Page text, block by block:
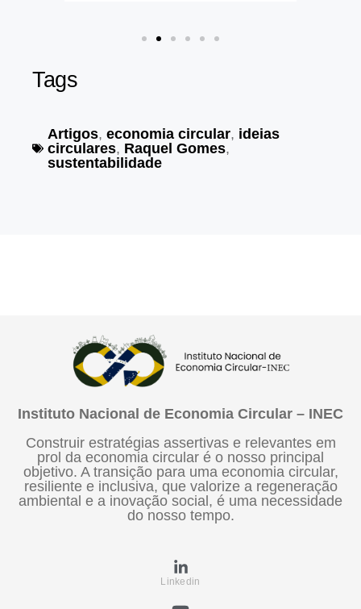
Tags
Artigos, economia circular, ideias
circulares, Raquel Gomes,
sustentabilidade
Instituto Nacional de Economia Circular – INEC
Construir estratégias assertivas e relevantes em
prol da economia circular é o nosso principal
objetivo. A transição para uma economia circular,
resiliente e inclusiva, que valorize a regeneração
ambiental e a inovação social, é uma necessidade
do nosso tempo.
Linkedin